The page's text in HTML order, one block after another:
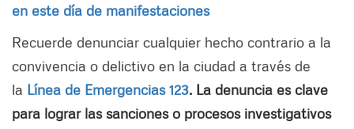
en este día de manifestaciones
Recuerde denunciar cualquier hecho contrario a la
convivencia o delictivo en la ciudad a través de
la Línea de Emergencias 123. La denuncia es clave
para lograr las sanciones o procesos investigativos